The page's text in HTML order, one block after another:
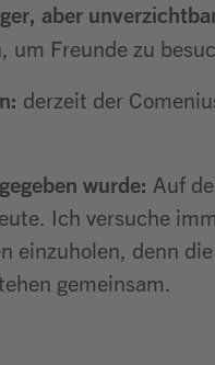
aber
um Freunde zu
derzeit der
wurde: Auf
Ich versuche
einzuholen, denn
gemeinsam.